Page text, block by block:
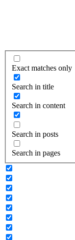
Exact matches only
Search in title
Search in content
Search in posts
Search in pages